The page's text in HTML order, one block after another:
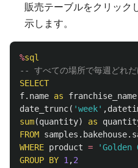
販売テーブルをクリック
示します。
%sql
-- すべての場所で毎週どれ
SELECT
f. name as franchise_name
date_trunc( 'week' ,
sum(quantity) as
FROM samples . bakehouse.
WHERE product =
'Golden
GROUP BY 1 ,2